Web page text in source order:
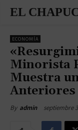
EL
ECONOMÍA
Minorista
Muestra
Anteriores
By admin septiembre